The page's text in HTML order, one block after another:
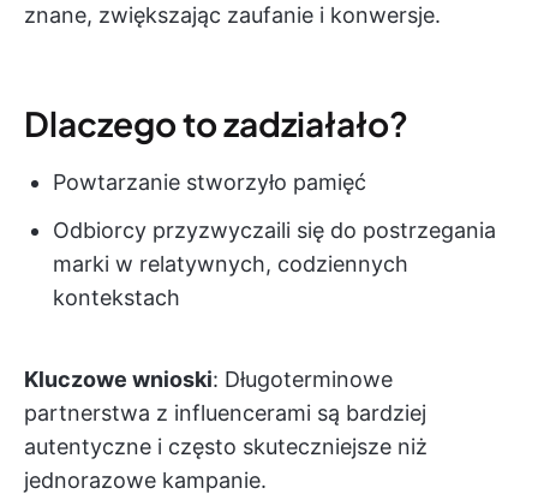
znane, zwiększając zaufanie i konwersje.
Dlaczego to zadziałało?
Powtarzanie stworzyło pamięć
Odbiorcy przyzwyczaili się do postrzegania
marki w relatywnych, codziennych
kontekstach
Kluczowe wnioski: Długoterminowe
partnerstwa z influencerami są bardziej
autentyczne i często skuteczniejsze niż
jednorazowe kampanie.